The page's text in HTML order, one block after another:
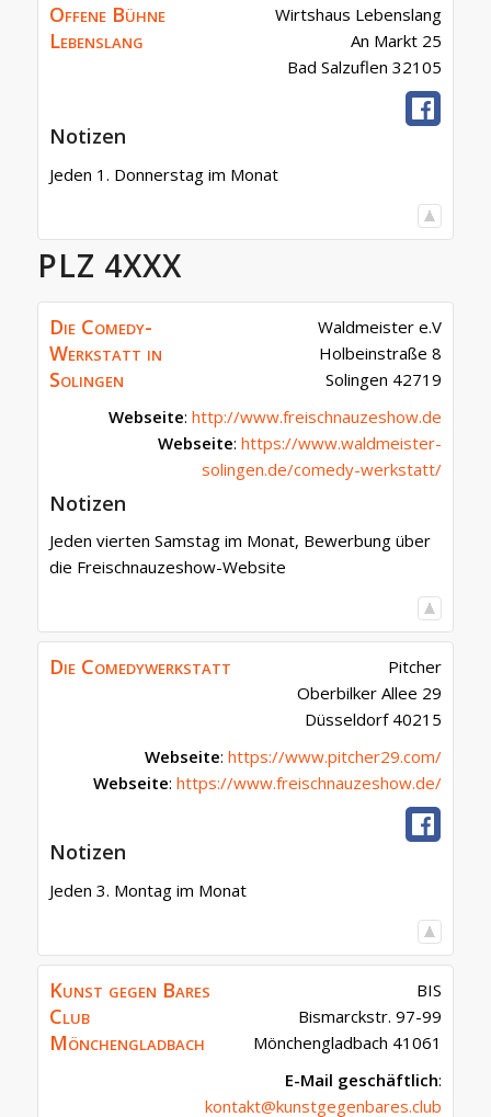
Offene Bühne
Lebenslang
Wirtshaus Lebenslang
An Markt 25
Bad Salzuflen 32105
Notizen
Jeden 1. Donnerstag im Monat
PLZ 4XXX
Die Comedy-
Werkstatt in
Solingen
Waldmeister e.V
Holbeinstraße 8
Solingen 42719
Webseite: http://www.freischnauzeshow.de
Webseite: https://www.waldmeister-
solingen.de/comedy-werkstatt/
Notizen
Jeden vierten Samstag im Monat, Bewerbung über
die Freischnauzeshow-Website
Die Comedywerkstatt
Pitcher
Oberbilker Allee 29
Düsseldorf 40215
Webseite: https://www.pitcher29.com/
Webseite: https://www.freischnauzeshow.de/
Notizen
Jeden 3. Montag im Monat
Kunst gegen Bares
Club
Mönchengladbach
BIS
Bismarckstr. 97-99
Mönchengladbach 41061
E-Mail geschäftlich:
kontakt@kunstgegenbares.club